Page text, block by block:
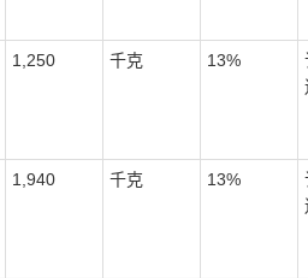
1,250 千克 13%
1,940 千克 13%